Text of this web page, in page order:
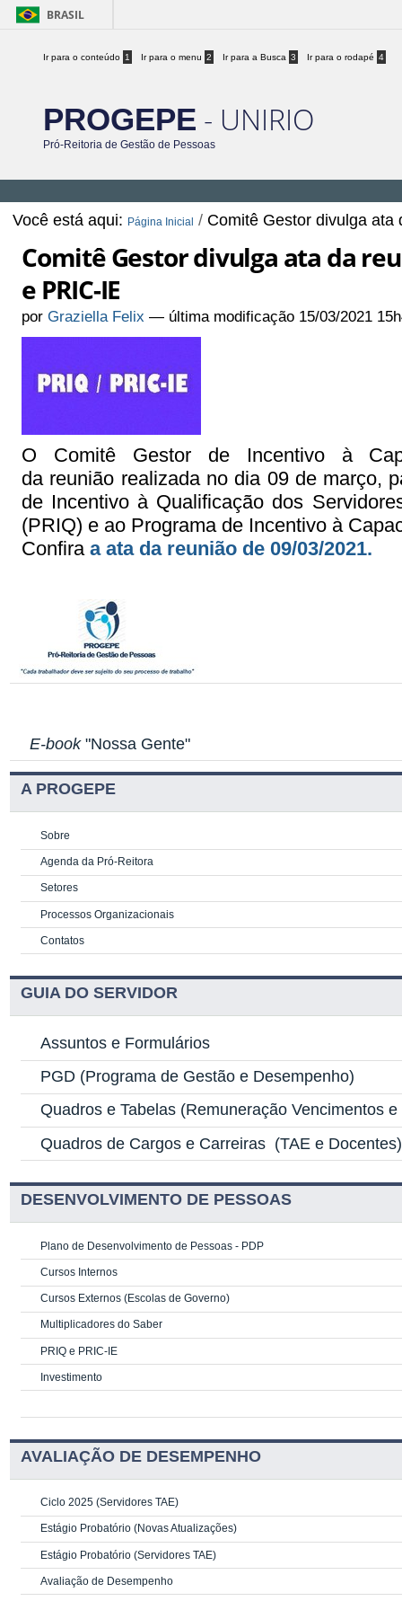
BRASIL
Ir para o conteúdo 1 Ir para o menu 2 Ir para a Busca 3 Ir para o rodapé 4
PROGEPE - UNIRIO
Pró-Reitoria de Gestão de Pessoas
Você está aqui: Página Inicial / Comitê Gestor divulga ata
Comitê Gestor divulga ata da
e PRIC-IE
porGraziella Felix — última modificação 15/03/2021
O Comitê Gestor de Incentivo à
da reunião realizada no dia 09 de março,
de Incentivo à Qualificação dos
(PRIQ) e ao Programa de Incentivo à
Confiraa ata da reunião de 09/03/2021.
E-book"Nossa Gente"
A PROGEPE
Sobre
Agenda da Pró-Reitora
Setores
Processos Organizacionais
Contatos
GUIA DO SERVIDOR
Assuntos e Formulários
PGD (Programa de Gestão e Desempenho)
Quadros e Tabelas (Remuneração Vencimentos
Quadros de Cargos e Carreiras (TAE e Docentes)
DESENVOLVIMENTO DE PESSOAS
Plano de Desenvolvimento de Pessoas - PDP
Cursos Internos
Cursos Externos (Escolas de Governo)
Multiplicadores do Saber
PRIQ e PRIC-IE
Investimento
AVALIAÇÃO DE DESEMPENHO
Ciclo 2025 (Servidores TAE)
Estágio Probatório (Novas Atualizações)
Estágio Probatório (Servidores TAE)
Avaliação de Desempenho